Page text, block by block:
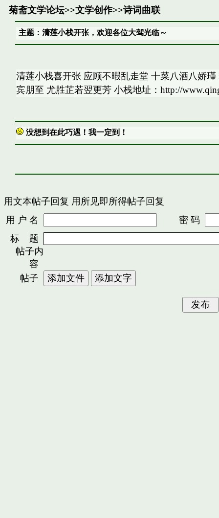
菊斋文学论坛>>文学创作>>诗词曲联
主题：清莲小栈开张，欢迎各位大驾光临～
清莲小栈喜开张 应顾不暇乱走堂 十菜八酒八娇
宾朋至 尤胜芷若翌更芳 小栈地址：http://
没想到在此巧遇！我一定到！
用文本帖子回复 用所见即所得帖子回复
用 户 名
密 码
标 题
帖子内
容
帖子